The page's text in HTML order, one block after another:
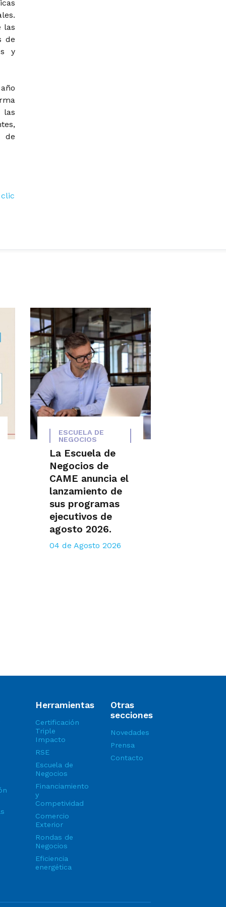
las
de
y
las
de
clic
ESCUELA DE
NEGOCIOS
La Escuela de
Negocios de
CAME anuncia el
lanzamiento de
sus programas
ejecutivos de
agosto 2026.
04 de Agosto 2026
Herramientas
Certificación
Triple
Impacto
RSE
Escuela de
Negocios
Financiamiento
y
Competividad
Comercio
Exterior
Rondas de
Negocios
Eficiencia
energética
Otras
secciones
Novedades
Prensa
Contacto